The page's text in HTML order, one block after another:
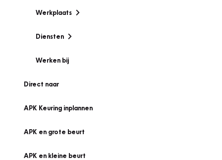
Werkplaats
Diensten
Werken bij
Direct naar
APK Keuring inplannen
APK en grote beurt
APK en kleine beurt